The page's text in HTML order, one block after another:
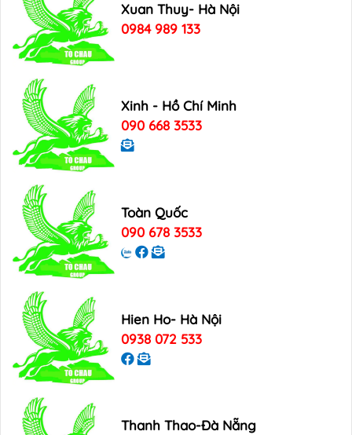
Xuan Thuy- Hà Nội
0984 989 133
Xinh - Hồ Chí Minh
090 668 3533
Toàn Quốc
090 678 3533
Hien Ho- Hà Nội
0938 072 533
Thanh Thao-Đà Nẵng